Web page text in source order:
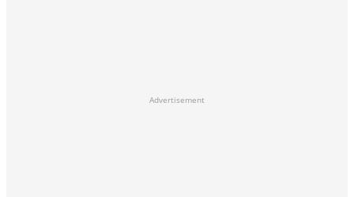
Advertisement